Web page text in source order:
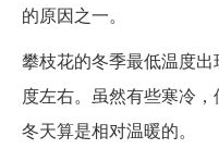
的原因之一。
攀枝花的冬季最低温度
度左右。虽然有些寒冷
冬天算是相对温暖的。